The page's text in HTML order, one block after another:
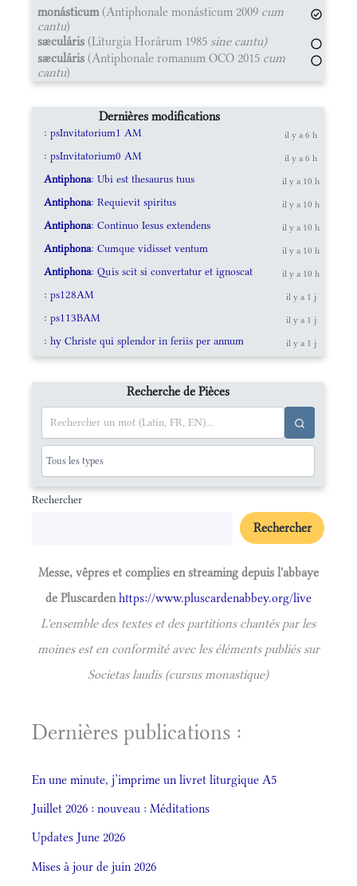
monásticum(Antiphonale monásticum 2009 cum
cantu)
sæculáris (Liturgia Horárum 1985 sine cantu)
sæculáris (Antiphonale romanum OCO 2015 cum
cantu)
Dernières modifications
: psInvitatorium1 AM il y a 6 h
: psInvitatorium0 AM il y a 6 h
Antiphona: Ubi est thesaurus tuus il y a 10 h
Antiphona: Requievit spiritus il y a 10 h
Antiphona: Continuo Iesus extendens il y a 10 h
Antiphona: Cumque vidisset ventum il y a 10 h
Antiphona: Quis scit si convertatur et ignoscat il y a 10 h
: ps128AM il y a 1 j
: ps113BAM il y a 1 j
: hy Christe qui splendor in feriis per annum il y a 1 j
Recherche de Pièces
Rechercher
Rechercher
Messe, vêpres et complies en streaming depuis l'abbaye
de Pluscardenhttps://www.pluscardenabbey.org/live
L'ensemble des textes et des partitions chantés par les
moines est en conformité avec les éléments publiés sur
Societas laudis (cursus monastique)
Dernières publications :
En une minute, j’imprime un livret liturgique A5
Juillet 2026 : nouveau : Méditations
Updates June 2026
Mises à jour de juin 2026